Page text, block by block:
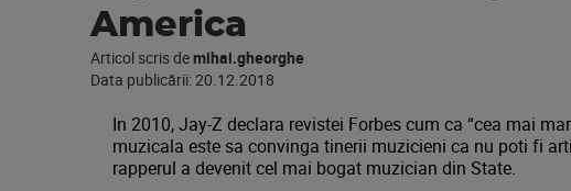
America
Articol scris demihai.gheorghe
Data publicării:20.12.2018
In 2010, Jay-Z declara revistei Forbes cum ca “cea mai
muzicala este sa convinga tinerii muzicieni ca nu poti fi
rapperul a devenit cel mai bogat muzician din State.